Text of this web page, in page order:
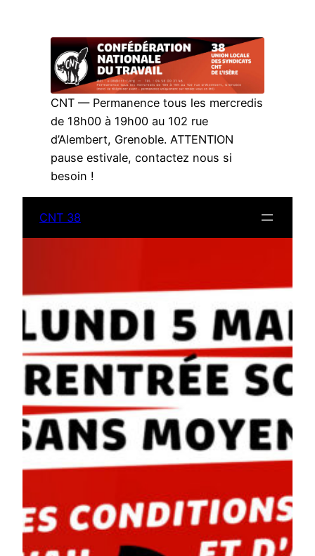
CNT — Permanence tous les mercredis
de 18h00 à 19h00 au 102 rue
d’Alembert, Grenoble. ATTENTION
pause estivale, contactez nous si
besoin !
CNT 38